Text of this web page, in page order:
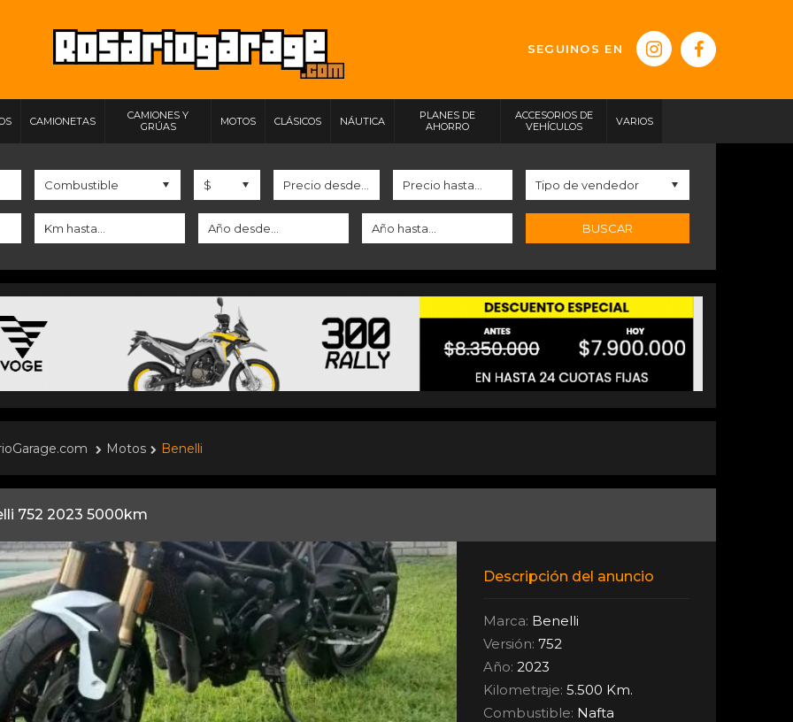
SEGUINOS EN
CAMIONETAS
CAMIONES Y
GRÚAS
MOTOS CLÁSICOS NÁUTICA
PLANES DE
AHORRO
ACCESORIOS DE
VEHÍCULOS
VARIOS
BUSCAR
Motos Benelli
752 2023 5000km
Descripción del anuncio
Marca: Benelli
Versión: 752
Año: 2023
Kilometraje: 5.500 Km.
Combustible: Nafta